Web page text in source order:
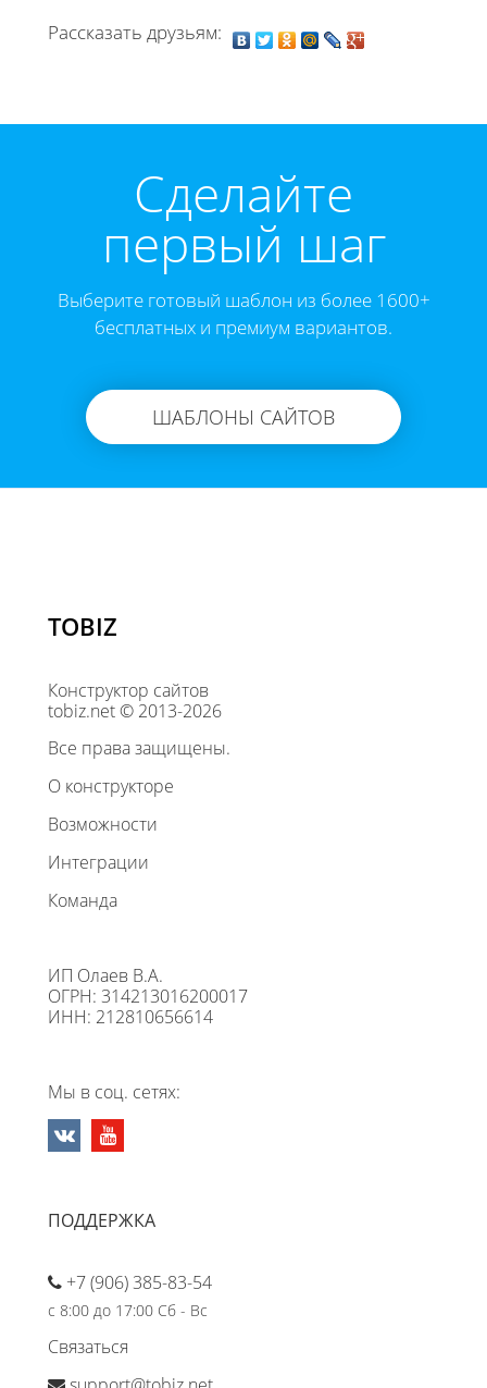
Рассказать друзьям:
Cделайте
первый шаг
Выберите готовый шаблон из более 1600+
бесплатных и премиум вариантов.
ШАБЛОНЫ САЙТОВ
TOBIZ
Конструктор сайтов
tobiz.net © 2013-2026
Все права защищены.
О конструкторе
Возможности
Интеграции
Команда
ИП Олаев В.А.
ОГРН: 314213016200017
ИНН: 212810656614
Мы в соц. сетях:
ПОДДЕРЖКА
+7 (906) 385-83-54
с 8:00 до 17:00 Сб - Вс
Связаться